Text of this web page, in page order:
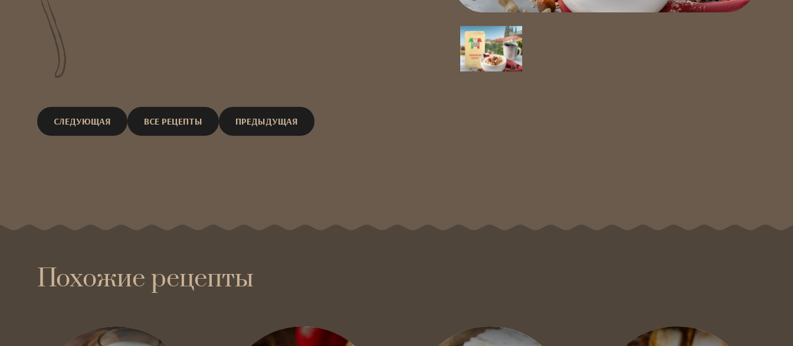
СЛЕДУЮЩАЯ ВСЕ РЕЦЕПТЫ ПРЕДЫДУЩАЯ
Похожие рецепты